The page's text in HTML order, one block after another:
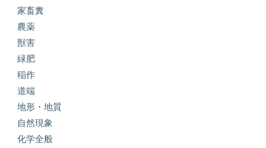
家畜糞
農薬
獣害
緑肥
稲作
道端
地形・地質
自然現象
化学全般